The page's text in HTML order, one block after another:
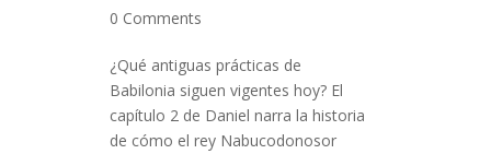
0 Comments
¿Qué antiguas prácticas de
Babilonia siguen vigentes hoy? El
capítulo 2 de Daniel narra la historia
de cómo el rey Nabucodonosor